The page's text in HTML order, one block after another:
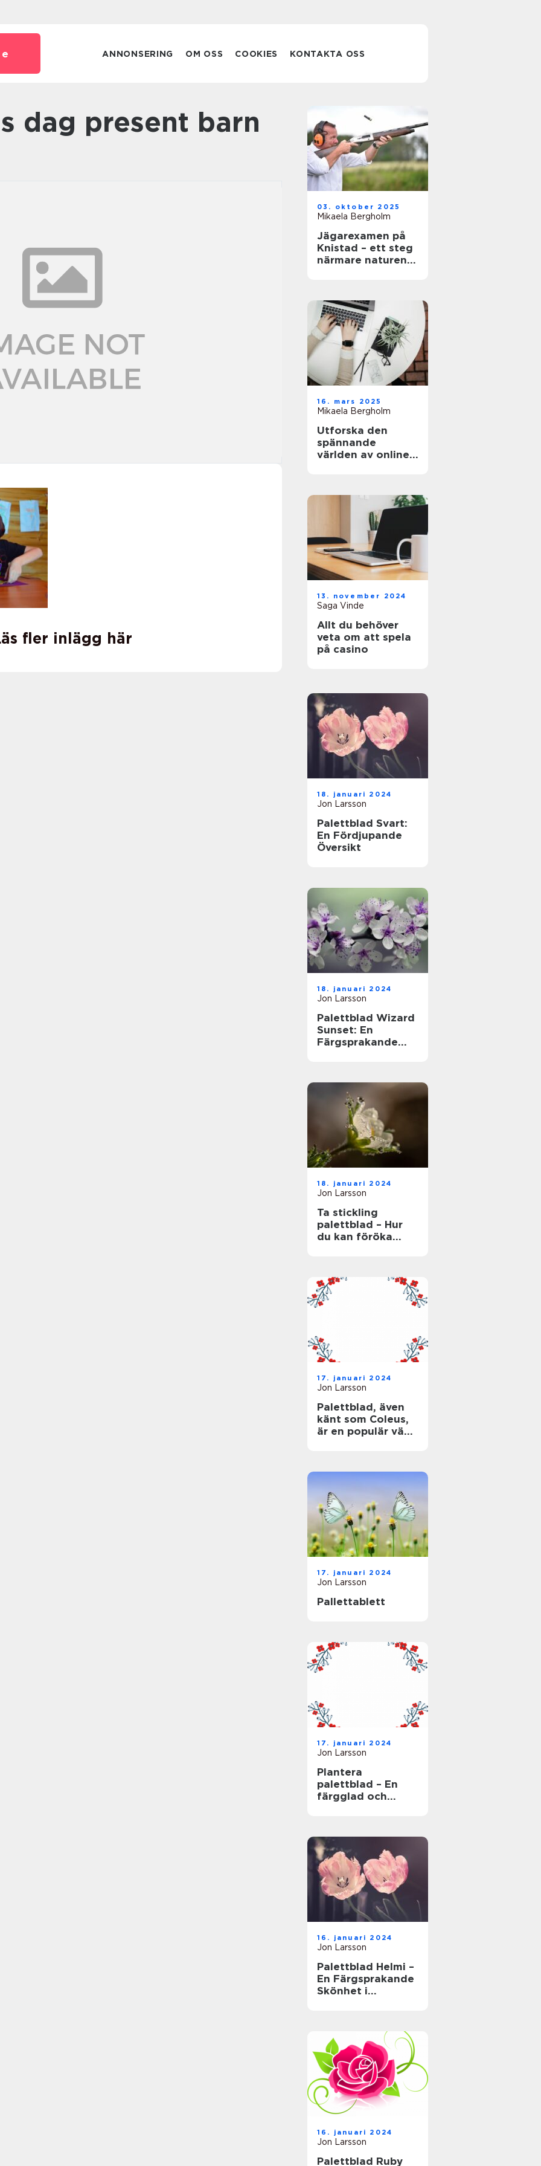
ANNONSERING OM OSS COOKIES KONTAKTA OSS
dag present barn
fler inlägg här
03. oktober 2025
Mikaela Bergholm
Jägarexamen på
Knistad – ett steg
närmare naturen
16. mars 2025
Mikaela Bergholm
Utforska den
spännande
världen av online-
13. november 2024
Saga Vinde
Allt du behöver
veta om att spela
på casino
18. januari 2024
Jon Larsson
Palettblad Svart:
En Fördjupande
Översikt
18. januari 2024
Jon Larsson
Palettblad Wizard
Sunset: En
Färgsprakande
18. januari 2024
Jon Larsson
Ta stickling
palettblad – Hur
du kan föröka
17. januari 2024
Jon Larsson
Palettblad, även
känt som Coleus,
är en populär växt
17. januari 2024
Jon Larsson
Pallettablett
17. januari 2024
Jon Larsson
Plantera
palettblad – En
färgglad och
16. januari 2024
Jon Larsson
Palettblad Helmi –
En Färgsprakande
Skönhet i
16. januari 2024
Jon Larsson
Palettblad Ruby